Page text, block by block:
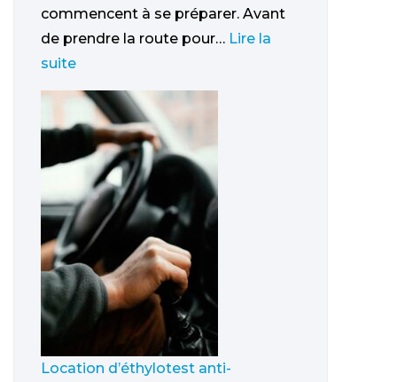
commencent à se préparer. Avant
de prendre la route pour… Lire la
suite
Location d’éthylotest anti-